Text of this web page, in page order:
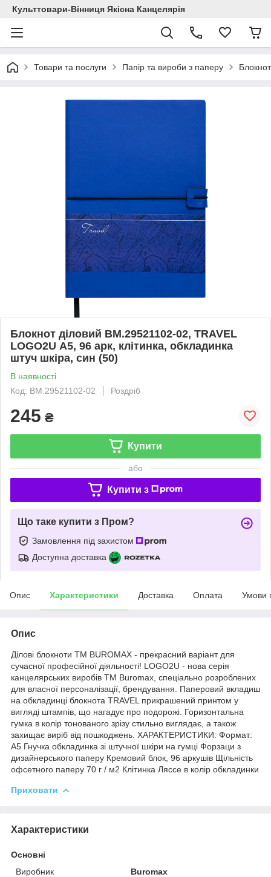
Культтовари-Вінниця Якісна Канцелярія
Товари та послуги Папір та вироби з паперу
Блокнот діловий BM.29521102-02, TRAVEL
LOGO2U А5, 96 арк, клітинка, обкладинка
штуч шкіра, син (50)
В наявності
Код: BM.29521102-02
Роздріб
245 ₴
Купити
або
Купити з
Що таке купити з Пром?
Замовлення під захистом
Доступна доставка
Опис Характеристики Доставка Оплата Умови
Опис
Ділові блокноти ТМ BUROMAX - прекрасний варіант для
сучасної професійної діяльності! LOGO2U - нова серія
канцелярських виробів ТМ Buromax, спеціально розроблених
для власної персоналізації, брендування. Паперовий вкладиш
на обкладинці блокнота TRAVEL прикрашений принтом у
вигляді штампів, що нагадує про подорожі. Горизонтальна
гумка в колір тонованого зрізу стильно виглядає, а також
захищає виріб від пошкоджень. ХАРАКТЕРИСТИКИ: Формат:
А5 Гнучка обкладинка зі штучної шкіри на гумці Форзаци з
дизайнерського паперу Кремовий блок, 96 аркушів Щільність
офсетного паперу 70 г / м2 Клітинка Ляссе в колір обкладинки
Приховати
Характеристики
Основні
Виробник
Buromax